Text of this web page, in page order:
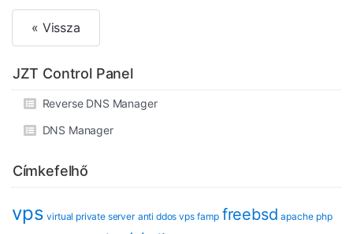
« Vissza
JZT Control Panel
Reverse DNS Manager
DNS Manager
Címkefelhő
vps virtual private server anti ddos vps famp freebsd apache php